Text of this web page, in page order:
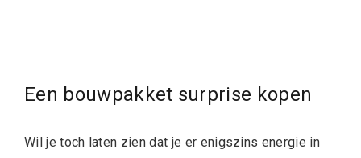
Een bouwpakket surprise kopen
Wil je toch laten zien dat je er enigszins energie in